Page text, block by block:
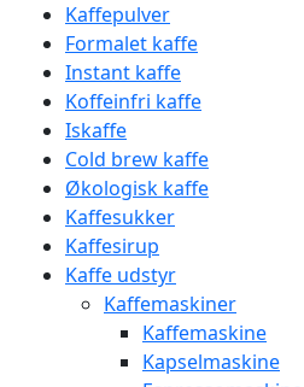
Kaffepulver
Formalet kaffe
Instant kaffe
Koffeinfri kaffe
Iskaffe
Cold brew kaffe
Økologisk kaffe
Kaffesukker
Kaffesirup
Kaffe udstyr
Kaffemaskiner
Kaffemaskine
Kapselmaskine